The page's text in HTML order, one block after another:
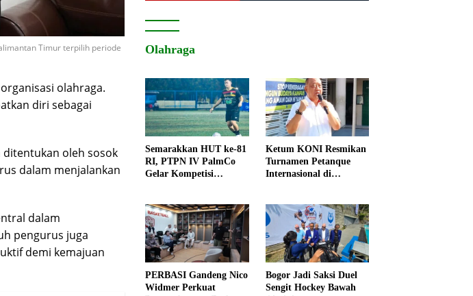
Timur terpilih periode
olahraga.
diri sebagai
oleh sosok
dalam menjalankan
dalam
pengurus juga
demi kemajuan
Olahraga
Semarakkan HUT ke-81
RI, PTPN IV PalmCo
Gelar Kompetisi
Ketum KONI Resmikan
Turnamen Petanque
Internasional di
PERBASI Gandeng Nico
Widmer Perkuat
Bogor Jadi Saksi Duel
Sengit Hockey Bawah